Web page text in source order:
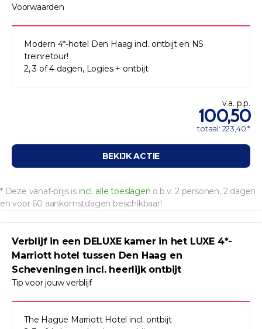
Voorwaarden
Modern 4*-hotel Den Haag incl. ontbijt en NS
treinretour!
2, 3 of 4 dagen, Logies + ontbijt
v.a. p.p.
100,50
totaal: 223,40 *
BEKIJK ACTIE
* Deze vanaf-prijs is incl. alle toeslagen o.b.v. 2 personen, 2 dagen
en voor 60 aankomstdagen beschikbaar!
Verblijf in een DELUXE kamer in het LUXE 4*-
Marriott hotel tussen Den Haag en
Scheveningen incl. heerlijk ontbijt
Tip voor jouw verblijf
The Hague Marriott Hotel incl. ontbijt